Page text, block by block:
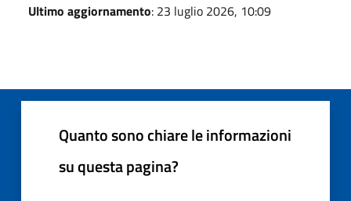
Ultimo aggiornamento: 23 luglio 2026, 10:09
Quanto sono chiare le informazioni
su questa pagina?